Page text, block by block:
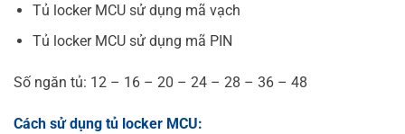
Tủ locker MCU sử dụng mã vạch
Tủ locker MCU sử dụng mã PIN
Số ngăn tủ: 12 – 16 – 20 – 24 – 28 – 36 – 48
Cách sử dụng tủ locker MCU: